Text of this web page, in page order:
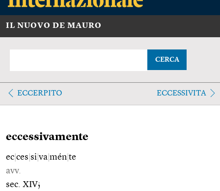
IL NUOVO DE MAURO
CERCA
ECCERPITO ECCESSIVITA
eccessivamente
ec ces si va mén te
avv.
sec. XIV;